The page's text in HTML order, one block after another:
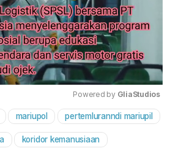
Mute
Powered by GliaStudios
mariupol pertemluranndi mariupil
koridor kemanusiaan